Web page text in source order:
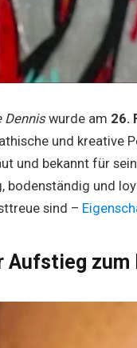
Denniswurde am 26.
und kreative
und bekannt für
bodenständig und
sind –
Aufstieg zum